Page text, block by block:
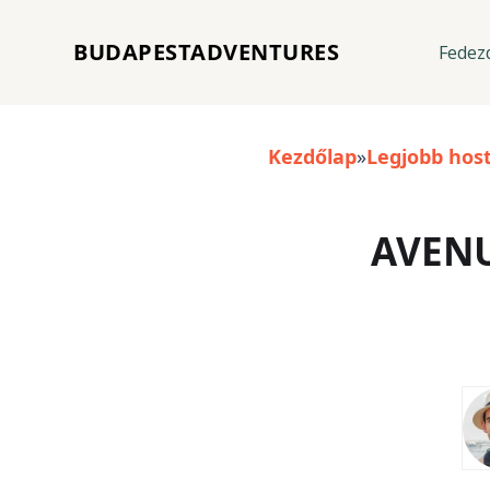
BUDAPESTADVENTURES
Kezdőlap»Legjobb